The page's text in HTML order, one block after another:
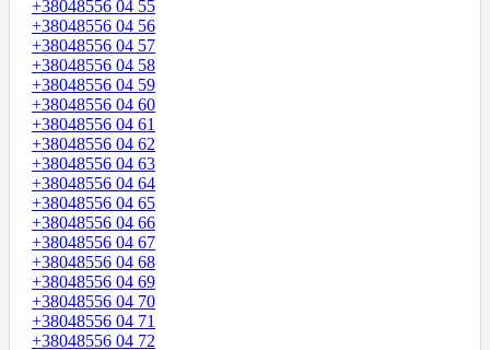
+38048556 04 55
+38048556 04 56
+38048556 04 57
+38048556 04 58
+38048556 04 59
+38048556 04 60
+38048556 04 61
+38048556 04 62
+38048556 04 63
+38048556 04 64
+38048556 04 65
+38048556 04 66
+38048556 04 67
+38048556 04 68
+38048556 04 69
+38048556 04 70
+38048556 04 71
+38048556 04 72